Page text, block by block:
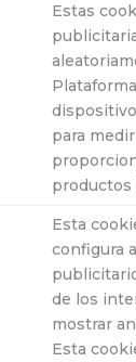
Estas
para
productos
Esta
configura
de los
mostrar
Esta